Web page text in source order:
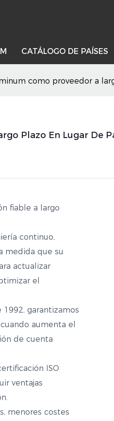
CATÁLOGO DE PAÍSES
como proveedor a
Plazo En Lugar De
fiable a largo
continuo,
medida que su
actualizar
el
garantizamos
aumenta el
de cuenta
ISO
ventajas
menores costes